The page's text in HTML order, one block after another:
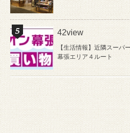
42view
【生活情報】近隣スー
幕張エリア４ルート